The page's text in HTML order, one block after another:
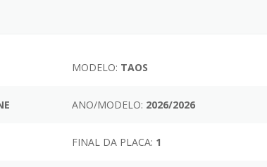
MODELO: TAOS
ANO/MODELO: 2026/2026
FINAL DA PLACA: 1